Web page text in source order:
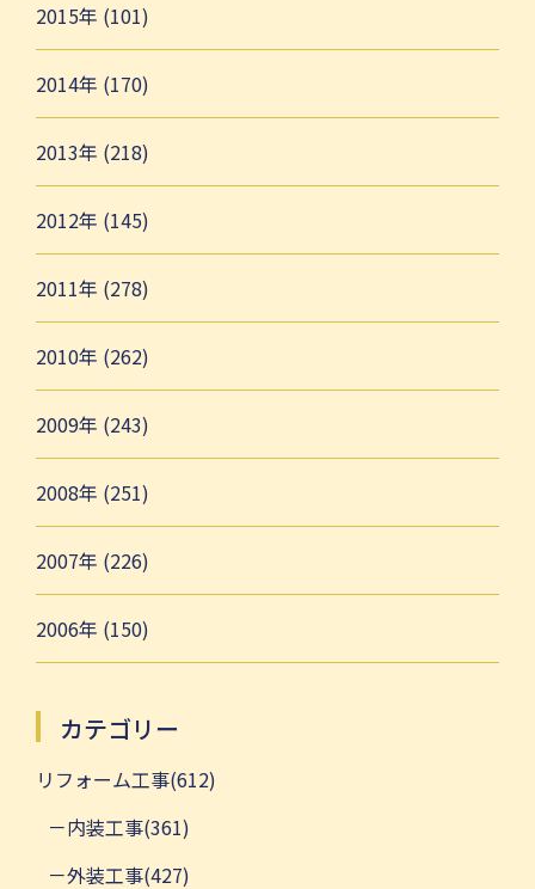
2015年 (101)
2014年 (170)
2013年 (218)
2012年 (145)
2011年 (278)
2010年 (262)
2009年 (243)
2008年 (251)
2007年 (226)
2006年 (150)
カテゴリー
リフォーム工事(612)
内装工事(361)
外装工事(427)